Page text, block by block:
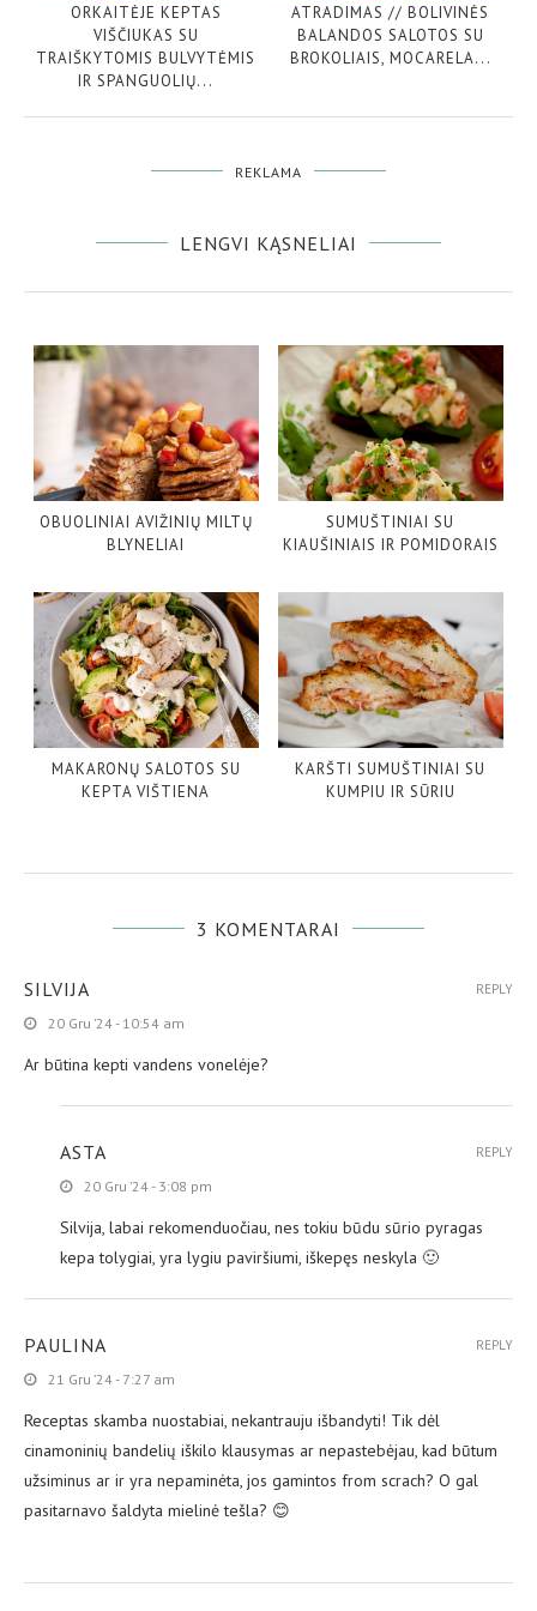
ORKAITĖJE KEPTAS
VIŠČIUKAS SU
TRAIŠKYTOMIS BULVYTĖMIS
IR SPANGUOLIŲ...
ATRADIMAS // BOLIVINĖS
BALANDOS SALOTOS SU
BROKOLIAIS, MOCARELA...
REKLAMA
LENGVI KĄSNELIAI
OBUOLINIAI AVIŽINIŲ MILTŲ
BLYNELIAI
SUMUŠTINIAI SU
KIAUŠINIAIS IR POMIDORAIS
MAKARONŲ SALOTOS SU
KEPTA VIŠTIENA
KARŠTI SUMUŠTINIAI SU
KUMPIU IR SŪRIU
3 KOMENTARAI
SILVIJA
20 Gru ’24 - 10:54 am
Ar būtina kepti vandens vonelėje?
REPLY
ASTA
20 Gru ’24 - 3:08 pm
Silvija, labai rekomenduočiau, nes tokiu būdu sūrio pyragas
kepa tolygiai, yra lygiu paviršiumi, iškepęs neskyla 🙂
REPLY
PAULINA
21 Gru ’24 - 7:27 am
Receptas skamba nuostabiai, nekantrauju išbandyti! Tik dėl
cinamoninių bandelių iškilo klausymas ar nepastebėjau, kad būtum
užsiminus ar ir yra nepaminėta, jos gamintos from scrach? O gal
pasitarnavo šaldyta mielinė tešla? 😊
REPLY